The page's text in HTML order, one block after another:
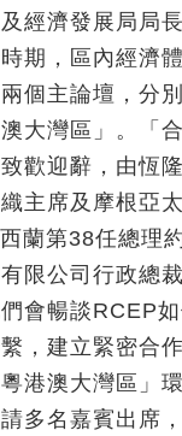
經濟發展局局
期，區內經濟
個主論壇，分
大灣區」。「
歡迎辭，由恆
主席及摩根亞
蘭第38任總理
限公司行政總
會暢談RCEP
，建立緊密合
港澳大灣區」
多名嘉賓出席